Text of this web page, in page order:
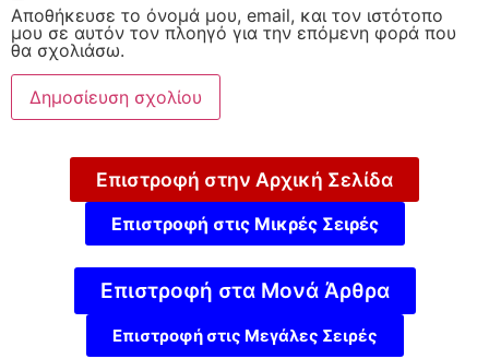
Αποθήκευσε το όνομά μου, email, και τον ιστότοπο
μου σε αυτόν τον πλοηγό για την επόμενη φορά που
θα σχολιάσω.
Επιστροφή στην Αρχική Σελίδα
Επιστροφή στις Μικρές Σειρές
Επιστροφή στα Μονά Άρθρα
Επιστροφή στις Μεγάλες Σειρές